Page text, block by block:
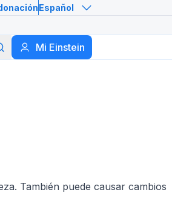
Español
Mi Einstein
Buscar
También puede causar cambios